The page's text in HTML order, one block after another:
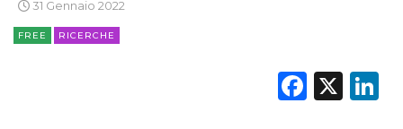
31 Gennaio 2022
FREE RICERCHE
X